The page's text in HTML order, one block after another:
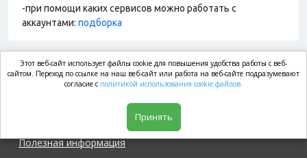
-при помощи каких сервисов можно работать с
аккаунтами: подборка
market.com
Полезная информация
Этот веб-сайт использует файлы cookie для повышения удобства работы с веб-
сайтом. Переход по ссылке на наш веб-сайт или работа на веб-сайте подразумевают
согласие с политикой использования cookie файлов.
Принять